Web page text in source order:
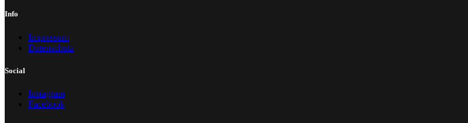
Info
Impressum
Datenschutz
Social
Instagram
Facebook